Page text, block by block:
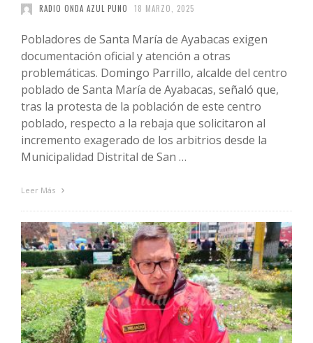
RADIO ONDA AZUL PUNO 18 MARZO, 2025
Pobladores de Santa María de Ayabacas exigen
documentación oficial y atención a otras
problemáticas. Domingo Parrillo, alcalde del centro
poblado de Santa María de Ayabacas, señaló que,
tras la protesta de la población de este centro
poblado, respecto a la rebaja que solicitaron al
incremento exagerado de los arbitrios desde la
Municipalidad Distrital de San …
Leer Más